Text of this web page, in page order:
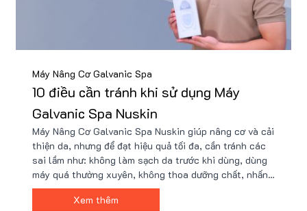
Máy Nâng Cơ Galvanic Spa
10 điều cần tránh khi sử dụng Máy
Galvanic Spa Nuskin
Máy Nâng Cơ Galvanic Spa Nuskin giúp nâng cơ và cải
thiện da, nhưng để đạt hiệu quả tối đa, cần tránh các
sai lầm như: không làm sạch da trước khi dùng, dùng
máy quá thường xuyên, không thoa dưỡng chất, nhấn
máy quá mạnh, và không chọn chế độ phù hợp. Chọn
mua sản phẩm chính hãng để đảm bảo an toàn cho da.
Xem thêm